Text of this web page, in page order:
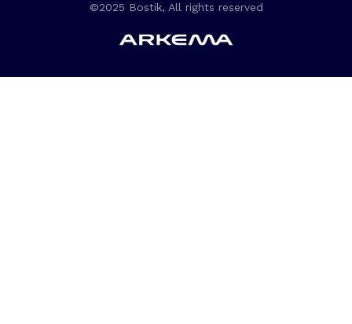
©2025 Bostik, All rights reserved